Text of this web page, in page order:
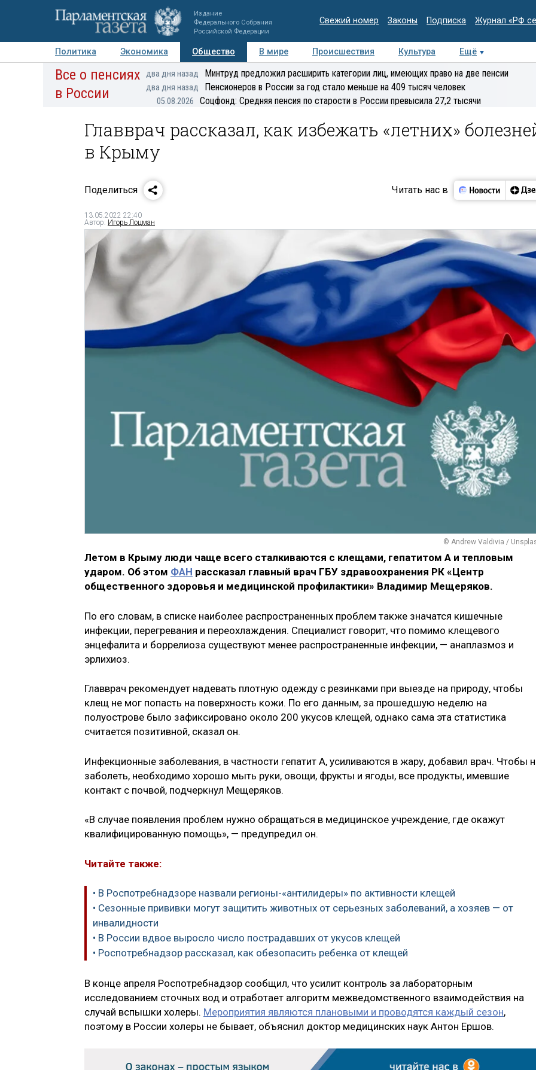
Издание
Федерального Собрания
Российской Федерации
Свежий номер Законы Подписка Журнал «РФ
Политика Экономика Общество В мире Происшествия Культура
Ещё
Авторы Персоны Мнения Регионы Медиацентр Интервью Колумнисты
Все о пенсиях
в России
два дня назад Минтруд предложил расширить категории лиц, имеющих право на две пенсии
два дня назад Пенсионеров в России за год стало меньше на 409 тысяч человек
05.08.2026 Соцфонд: Средняя пенсия по старости в России превысила 27,2 тысячи
Главврач рассказал, как избежать «летних»
в Крыму
Поделиться Читать нас в
13.05.2022 22:40
Автор: Игорь Лоцман
© Andrew Valdivia /
Летом в Крыму люди чаще всего сталкиваются с клещами, гепатитом А и тепловым
ударом. Об этом ФАН рассказал главный врач ГБУ здравоохранения РК «Центр
общественного здоровья и медицинской профилактики» Владимир Мещеряков.
По его словам, в списке наиболее распространенных проблем также значатся кишечные
инфекции, перегревания и переохлаждения. Специалист говорит, что помимо клещевого
энцефалита и боррелиоза существуют менее распространенные инфекции, — анаплазмоз и
эрлихиоз.
Главврач рекомендует надевать плотную одежду с резинками при выезде на природу, чтобы
клещ не мог попасть на поверхность кожи. По его данным, за прошедшую неделю на
полуострове было зафиксировано около 200 укусов клещей, однако сама эта статистика
считается позитивной, сказал он.
Инфекционные заболевания, в частности гепатит А, усиливаются в жару, добавил врач. Чтобы
заболеть, необходимо хорошо мыть руки, овощи, фрукты и ягоды, все продукты, имевшие
контакт с почвой, подчеркнул Мещеряков.
«В случае появления проблем нужно обращаться в медицинское учреждение, где окажут
квалифицированную помощь», — предупредил он.
Читайте также:
• В Роспотребнадзоре назвали регионы-«антилидеры» по активности клещей
• Сезонные прививки могут защитить животных от серьезных заболеваний, а хозяев — от
инвалидности
• В России вдвое выросло число пострадавших от укусов клещей
• Роспотребнадзор рассказал, как обезопасить ребенка от клещей
В конце апреля Роспотребнадзор сообщил, что усилит контроль за лабораторным
исследованием сточных вод и отработает алгоритм межведомственного взаимодействия на
случай вспышки холеры. Мероприятия являются плановыми и проводятся каждый сезон,
поэтому в России холеры не бывает, объяснил доктор медицинских наук Антон Ершов.